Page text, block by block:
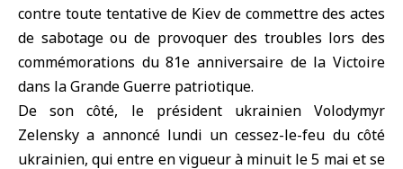
contre toute tentative de Kiev de commettre des actes
de sabotage ou de provoquer des troubles lors des
commémorations du 81e anniversaire de la Victoire
dans la Grande Guerre patriotique.
De son côté, le président ukrainien Volodymyr
Zelensky a annoncé lundi un cessez-le-feu du côté
ukrainien, qui entre en vigueur à minuit le 5 mai et se